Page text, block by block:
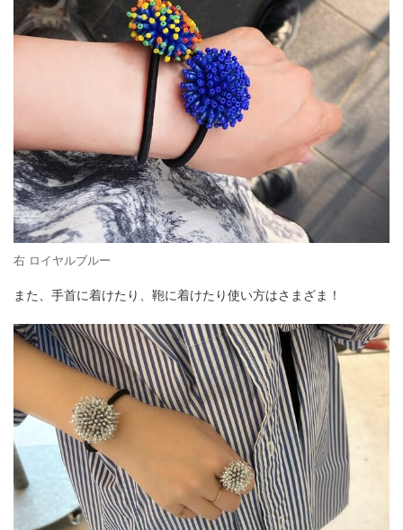
右 ロイヤルブルー
また、手首に着けたり、鞄に着けたり使い方はさまざま！